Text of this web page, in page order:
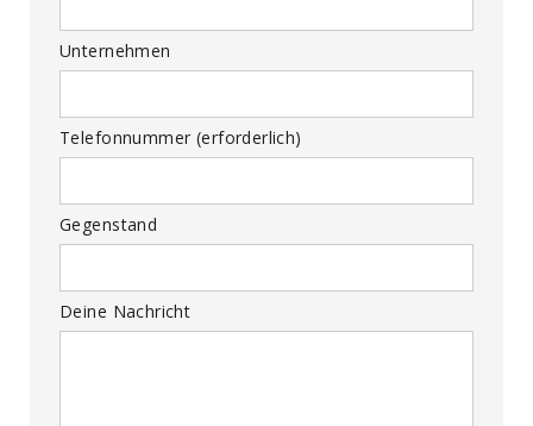
Unternehmen
Telefonnummer (erforderlich)
Gegenstand
Deine Nachricht